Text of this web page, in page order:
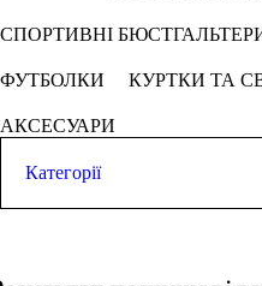
СПОРТИВНІ
ФУТБОЛКИ КУРТКИ ТА
АКСЕСУАРИ
Категорії